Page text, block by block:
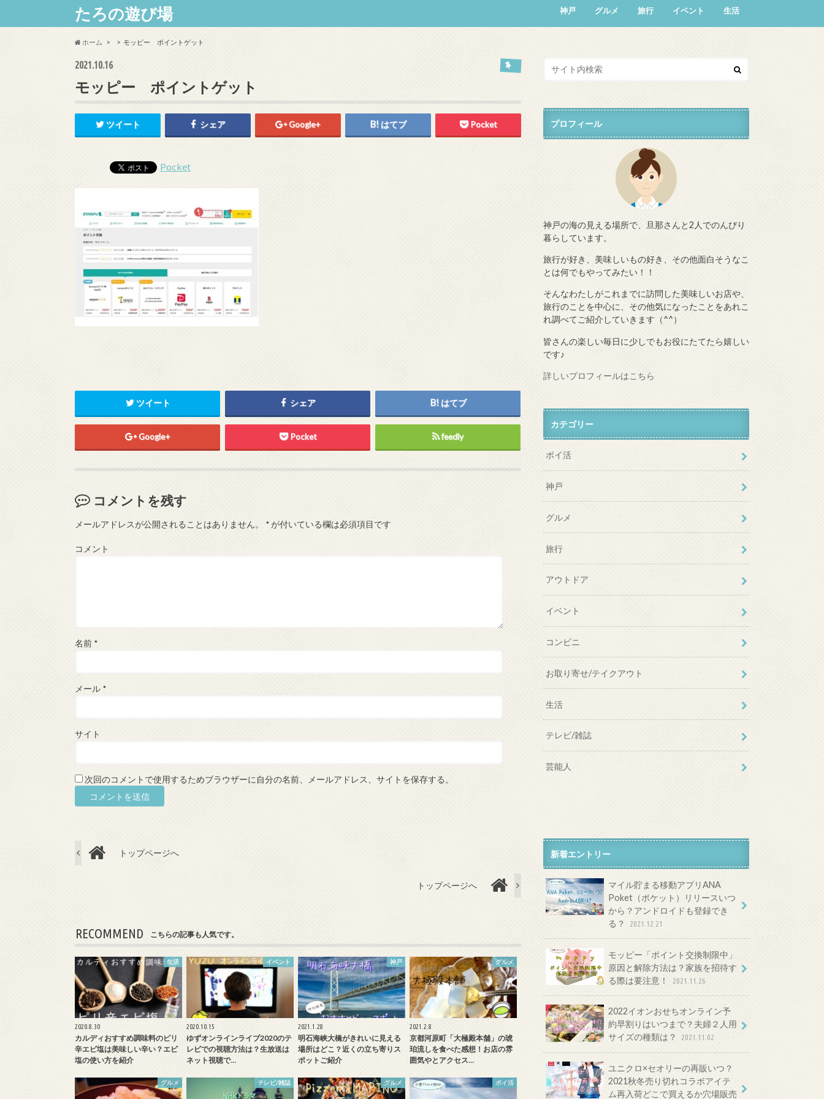
たろの遊び場 神戸 グルメ 旅行 イベント 生活
ホーム モッピー ポイントゲット
2021.10.16
モッピー ポイントゲット
ツイート シェア Google+ はてブ Pocket
Pocket
ツイート シェア はてブ
Google+ Pocket feedly
コメントを残す
メールアドレスが公開されることはありません。 *が付いている欄は必須項目です
コメント
名前 *
メール *
サイト
次回のコメントで使用するためブラウザーに自分の名前、メールアドレス、サイトを保存する。
トップページへ
トップページへ
RECOMMEND こちらの記事も人気です。
生活
2020.8.30
カルディおすすめ調味料のピリ
辛エビ塩は美味しい辛い？エビ
塩の使い方を紹介
イベント
2020.10.15
ゆずオンラインライブ2020のテ
レビでの視聴方法は？生放送は
ネット視聴で…
神戸
2021.1.28
明石海峡大橋がきれいに見える
場所はどこ？近くの立ち寄りス
ポットご紹介
グルメ
2021.2.8
京都河原町「大極殿本舗」の琥
珀流しを食べた感想！お店の雰
囲気やとアクセス…
グルメ テレビ/雑誌 グルメ ポイ活
プロフィール
神戸の海の見える場所で、旦那さんと2人でのんびり
暮らしています。
旅行が好き、美味しいもの好き、その他面白そうなこ
とは何でもやってみたい！！
そんなわたしがこれまでに訪問した美味しいお店や、
旅行のことを中心に、その他気になったことをあれこ
れ調べてご紹介していきます（^^）
皆さんの楽しい毎日に少しでもお役にたてたら嬉しい
です♪
詳しいプロフィールはこちら
カテゴリー
ポイ活
神戸
グルメ
旅行
アウトドア
イベント
コンビニ
お取り寄せ/テイクアウト
生活
テレビ/雑誌
芸能人
新着エントリー
マイル貯まる移動アプリANA
Poket（ポケット）リリースいつ
から？アンドロイドも登録でき
る？
2021.12.21
モッピー「ポイント交換制限中」
原因と解除方法は？家族を招待す
る際は要注意！
2021.11.26
2022イオンおせちオンライン予
約早割りはいつまで？夫婦２人用
サイズの種類は？
2021.11.02
ユニクロ×セオリーの再販いつ？
2021秋冬売り切れコラボアイテ
ム再入荷どこで買えるか穴場販売